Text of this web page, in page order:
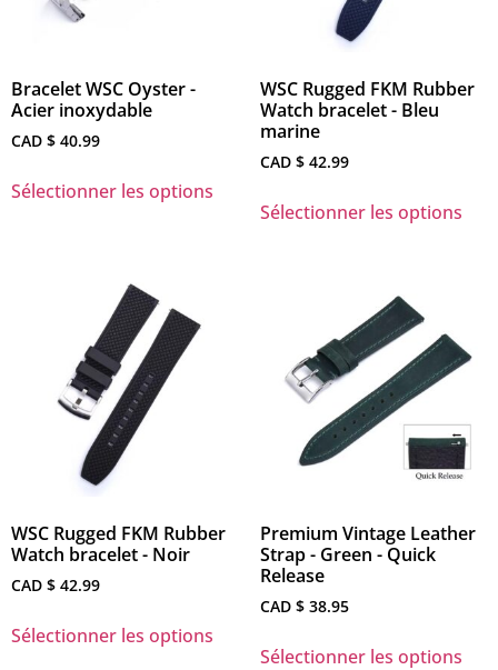
Bracelet WSC Oyster -
Acier inoxydable
CAD $ 40.99
Sélectionner les options
WSC Rugged FKM Rubber
Watch bracelet - Bleu
marine
CAD $ 42.99
Sélectionner les options
WSC Rugged FKM Rubber
Watch bracelet - Noir
CAD $ 42.99
Sélectionner les options
Premium Vintage Leather
Strap - Green - Quick
Release
CAD $ 38.95
Sélectionner les options